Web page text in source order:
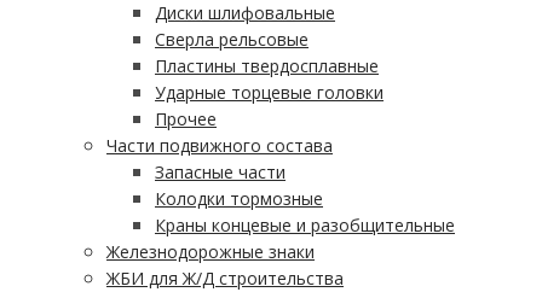
Диски шлифовальные
Сверла рельсовые
Пластины твердосплавные
Ударные торцевые головки
Прочее
Части подвижного состава
Запасные части
Колодки тормозные
Краны концевые и разобщительные
Железнодорожные знаки
ЖБИ для Ж/Д строительства